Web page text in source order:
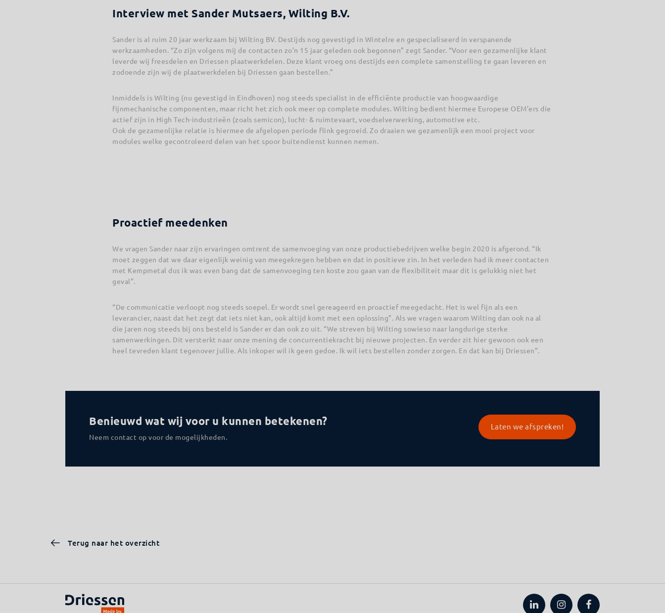
Interview met Sander Mutsaers, Wilting B.V.
Sander is al ruim 20 jaar werkzaam bij Wilting BV. Destijds nog gevestigd in Wintelre en gespecialiseerd in verspanende
werkzaamheden. “Zo zijn volgens mij de contacten zo’n 15 jaar geleden ook begonnen” zegt Sander. “Voor een gezamenlijke klant
leverde wij freesdelen en Driessen plaatwerkdelen. Deze klant vroeg ons destijds een complete samenstelling te gaan leveren en
zodoende zijn wij de plaatwerkdelen bij Driessen gaan bestellen.”
Inmiddels is Wilting (nu gevestigd in Eindhoven) nog steeds specialist in de efficiënte productie van hoogwaardige
fijnmechanische componenten, maar richt het zich ook meer op complete modules. Wilting bedient hiermee Europese OEM’ers die
actief zijn in High Tech-industrieën (zoals semicon), lucht- & ruimtevaart, voedselverwerking, automotive etc.
Ook de gezamenlijke relatie is hiermee de afgelopen periode flink gegroeid. Zo draaien we gezamenlijk een mooi project voor
modules welke gecontroleerd delen van het spoor buitendienst kunnen nemen.
Proactief meedenken
We vragen Sander naar zijn ervaringen omtrent de samenvoeging van onze productiebedrijven welke begin 2020 is afgerond. “Ik
moet zeggen dat we daar eigenlijk weinig van meegekregen hebben en dat in positieve zin. In het verleden had ik meer contacten
met Kempmetal dus ik was even bang dat de samenvoeging ten koste zou gaan van de flexibiliteit maar dit is gelukkig niet het
geval”.
“De communicatie verloopt nog steeds soepel. Er wordt snel gereageerd en proactief meegedacht. Het is wel fijn als een
leverancier, naast dat het zegt dat iets niet kan, ook altijd komt met een oplossing”. Als we vragen waarom Wilting dan ook na al
die jaren nog steeds bij ons besteld is Sander er dan ook zo uit. “We streven bij Wilting sowieso naar langdurige sterke
samenwerkingen. Dit versterkt naar onze mening de concurrentiekracht bij nieuwe projecten. En verder zit hier gewoon ook een
heel tevreden klant tegenover jullie. Als inkoper wil ik geen gedoe. Ik wil iets bestellen zonder zorgen. En dat kan bij Driessen”.
Benieuwd wat wij voor u kunnen betekenen?
Neem contact op voor de mogelijkheden.
Laten we afspreken!
Terug naar het overzicht